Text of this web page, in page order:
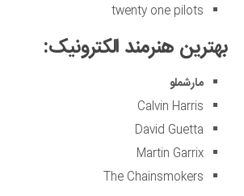
twenty one pilots
بهترین هنرمند الکترونیک:
مارشملو
Calvin Harris
David Guetta
Martin Garrix
The Chainsmokers